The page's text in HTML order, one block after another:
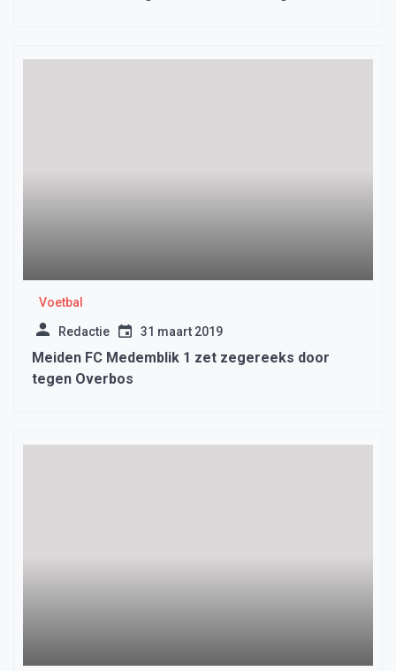
Voetbal
Redactie 31 maart 2019
Meiden FC Medemblik 1 zet zegereeks door
tegen Overbos